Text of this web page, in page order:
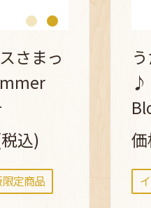
さまっ
込)
限定商品
♪